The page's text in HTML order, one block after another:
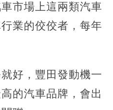
市場上這兩類汽車
業的佼佼者，每年
好，豐田發動機一
的汽車品牌，會出